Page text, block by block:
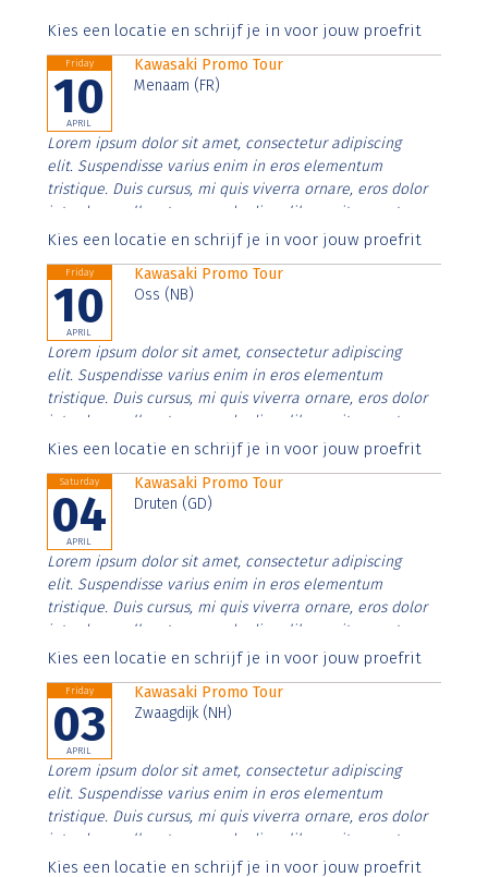
Aenean faucibus nibh et justo cursus id rutrum lorem
Kies een locatie en schrijf je in voor jouw proefrit
Friday
10
APRIL
Kawasaki Promo Tour
Menaam (FR)
Lorem ipsum dolor sit amet, consectetur adipiscing
elit. Suspendisse varius enim in eros elementum
tristique. Duis cursus, mi quis viverra ornare, eros dolor
interdum nulla, ut commodo diam libero vitae erat.
Aenean faucibus nibh et justo cursus id rutrum lorem
Kies een locatie en schrijf je in voor jouw proefrit
Friday
10
APRIL
Kawasaki Promo Tour
Oss (NB)
Lorem ipsum dolor sit amet, consectetur adipiscing
elit. Suspendisse varius enim in eros elementum
tristique. Duis cursus, mi quis viverra ornare, eros dolor
interdum nulla, ut commodo diam libero vitae erat.
Aenean faucibus nibh et justo cursus id rutrum lorem
Kies een locatie en schrijf je in voor jouw proefrit
Saturday
04
APRIL
Kawasaki Promo Tour
Druten (GD)
Lorem ipsum dolor sit amet, consectetur adipiscing
elit. Suspendisse varius enim in eros elementum
tristique. Duis cursus, mi quis viverra ornare, eros dolor
interdum nulla, ut commodo diam libero vitae erat.
Aenean faucibus nibh et justo cursus id rutrum lorem
Kies een locatie en schrijf je in voor jouw proefrit
Friday
03
APRIL
Kawasaki Promo Tour
Zwaagdijk (NH)
Lorem ipsum dolor sit amet, consectetur adipiscing
elit. Suspendisse varius enim in eros elementum
tristique. Duis cursus, mi quis viverra ornare, eros dolor
interdum nulla, ut commodo diam libero vitae erat.
Aenean faucibus nibh et justo cursus id rutrum lorem
Kies een locatie en schrijf je in voor jouw proefrit